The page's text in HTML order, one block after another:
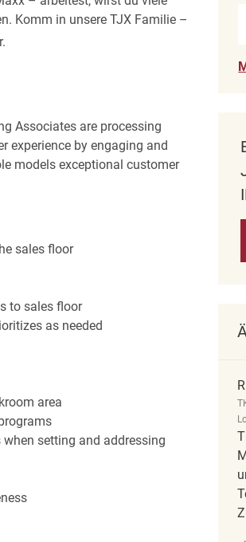
Komm in unsere TJX Familie –
Associates are processing
experience by engaging and
models exceptional customer
sales floor
to sales floor
as needed
area
setting and addressing